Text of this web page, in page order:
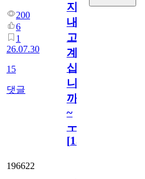
200
6
1
26.07.30
15
댓글
지
내
고
계
십
니
까
~
ㅜ
[15
196622